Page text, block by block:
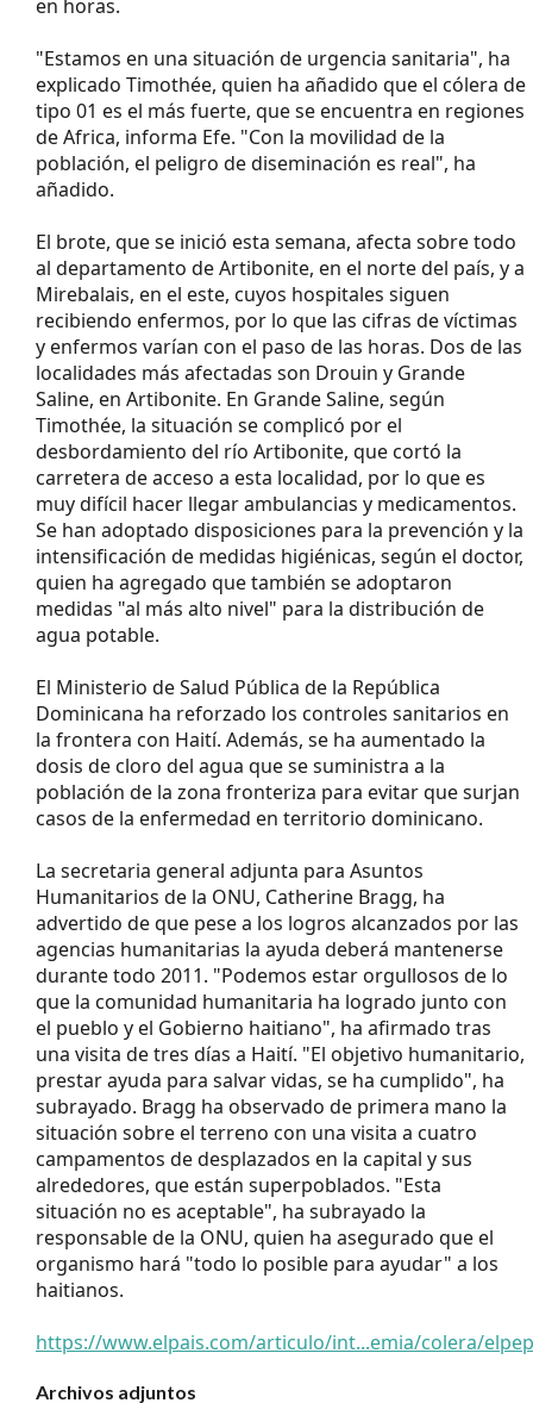
en horas.
"Estamos en una situación de urgencia sanitaria", ha
explicado Timothée, quien ha añadido que el cólera de
tipo 01 es el más fuerte, que se encuentra en regiones
de Africa, informa Efe. "Con la movilidad de la
población, el peligro de diseminación es real", ha
añadido.
El brote, que se inició esta semana, afecta sobre todo
al departamento de Artibonite, en el norte del país, y a
Mirebalais, en el este, cuyos hospitales siguen
recibiendo enfermos, por lo que las cifras de víctimas
y enfermos varían con el paso de las horas. Dos de las
localidades más afectadas son Drouin y Grande
Saline, en Artibonite. En Grande Saline, según
Timothée, la situación se complicó por el
desbordamiento del río Artibonite, que cortó la
carretera de acceso a esta localidad, por lo que es
muy difícil hacer llegar ambulancias y medicamentos.
Se han adoptado disposiciones para la prevención y la
intensificación de medidas higiénicas, según el doctor,
quien ha agregado que también se adoptaron
medidas "al más alto nivel" para la distribución de
agua potable.
El Ministerio de Salud Pública de la República
Dominicana ha reforzado los controles sanitarios en
la frontera con Haití. Además, se ha aumentado la
dosis de cloro del agua que se suministra a la
población de la zona fronteriza para evitar que surjan
casos de la enfermedad en territorio dominicano.
La secretaria general adjunta para Asuntos
Humanitarios de la ONU, Catherine Bragg, ha
advertido de que pese a los logros alcanzados por las
agencias humanitarias la ayuda deberá mantenerse
durante todo 2011. "Podemos estar orgullosos de lo
que la comunidad humanitaria ha logrado junto con
el pueblo y el Gobierno haitiano", ha afirmado tras
una visita de tres días a Haití. "El objetivo humanitario,
prestar ayuda para salvar vidas, se ha cumplido", ha
subrayado. Bragg ha observado de primera mano la
situación sobre el terreno con una visita a cuatro
campamentos de desplazados en la capital y sus
alrededores, que están superpoblados. "Esta
situación no es aceptable", ha subrayado la
responsable de la ONU, quien ha asegurado que el
organismo hará "todo lo posible para ayudar" a los
haitianos.
https://www.elpais.com/articulo/int...emia/colera/
Archivos adjuntos